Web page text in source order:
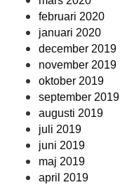
februari 2020
januari 2020
december 2019
november 2019
oktober 2019
september 2019
augusti 2019
juli 2019
juni 2019
maj 2019
april 2019